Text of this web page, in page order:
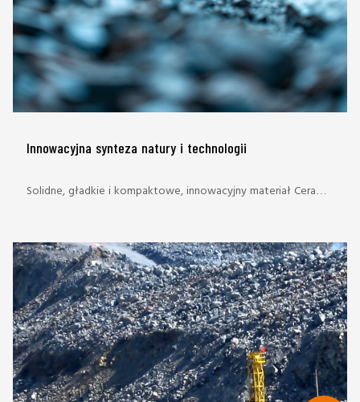
Innowacyjna synteza natury i technologii
Solidne, gładkie i kompaktowe, innowacyjny materiał Ceramix